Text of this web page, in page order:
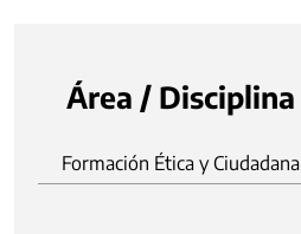
Área / Disciplina
Formación Ética y Ciudadana